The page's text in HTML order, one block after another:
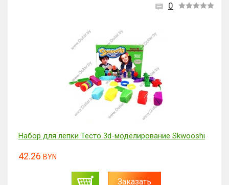
0
Набор для лепки Тесто 3d-моделирование Skwooshi
42.26 BYN
Заказать